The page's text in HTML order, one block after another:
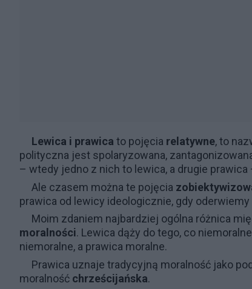
Lewica i prawica to pojęcia relatywne, to
polityczna jest spolaryzowana,
– wtedy jedno z nich to lewica, a drugie
Ale czasem można te pojęcia
prawica od lewicy ideologicznie, gdy
Moim zdaniem najbardziej ogólna różnica
moralności. Lewica dąży do tego, co
niemoralne, a prawica moralne.
Prawica uznaje tradycyjną moralność jako
moralność chrześcijańska.